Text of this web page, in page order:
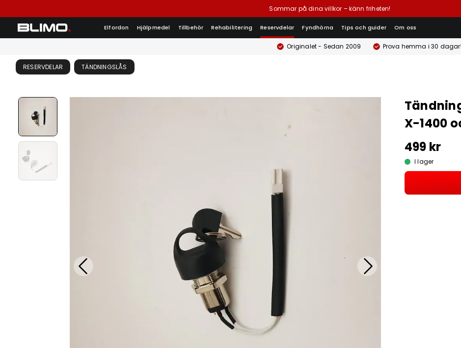
Sommar på dina villkor – känn friheten!
Elfordon Hjälpmedel Tillbehör Rehabilitering Reservdelar Fyndhörna Tips och guider Om oss
Originalet - Sedan 2009 Prova hemma i 30 dagar!
RESERVDELAR TÄNDNINGSLÅS
X-1400
499 kr
I lager